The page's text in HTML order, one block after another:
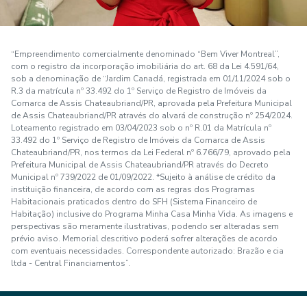
“Empreendimento comercialmente denominado “Bem Viver Montreal”,
com o registro da incorporação imobiliária do art. 68 da Lei 4.591/64,
sob a denominação de “Jardim Canadá, registrada em 01/11/2024 sob o
R.3 da matrícula nº 33.492 do 1º Serviço de Registro de Imóveis da
Comarca de Assis Chateaubriand/PR, aprovada pela Prefeitura Municipal
de Assis Chateaubriand/PR através do alvará de construção nº 254/2024.
Loteamento registrado em 03/04/2023 sob o nº R.01 da Matrícula nº
33.492 do 1º Serviço de Registro de Imóveis da Comarca de Assis
Chateaubriand/PR, nos termos da Lei Federal nº 6.766/79, aprovado pela
Prefeitura Municipal de Assis Chateaubriand/PR através do Decreto
Municipal nº 739/2022 de 01/09/2022. *Sujeito à análise de crédito da
instituição financeira, de acordo com as regras dos Programas
Habitacionais praticados dentro do SFH (Sistema Financeiro de
Habitação) inclusive do Programa Minha Casa Minha Vida. As imagens e
perspectivas são meramente ilustrativas, podendo ser alteradas sem
prévio aviso. Memorial descritivo poderá sofrer alterações de acordo
com eventuais necessidades. Correspondente autorizado: Brazão e cia
ltda - Central Financiamentos”.